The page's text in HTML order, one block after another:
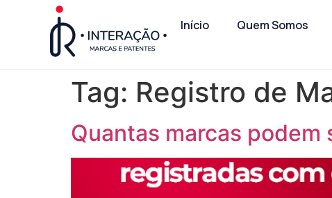
Início Quem Somos
Tag: Registro de
Quantas marcas podem